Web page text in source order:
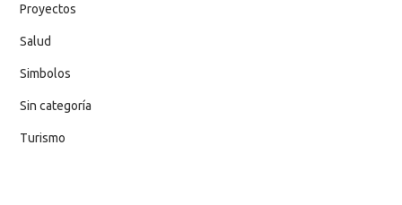
Proyectos
Salud
Simbolos
Sin categoría
Turismo